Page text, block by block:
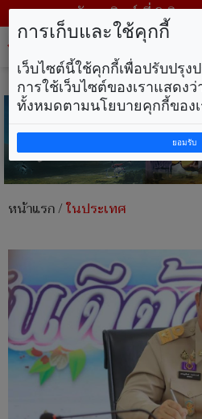
วันอาทิตย์ ที่ 9 สิงห
หน้าแรก/ในประเทศ
การเก็บและใช้คุกกี้
เว็บไซต์นี้ใช้คุกกี้เพื่อปรับปรุ
การใช้เว็บไซต์ของเราแสด
ทั้งหมดตามนโยบายคุกกี้ของเ
ยอมรับ